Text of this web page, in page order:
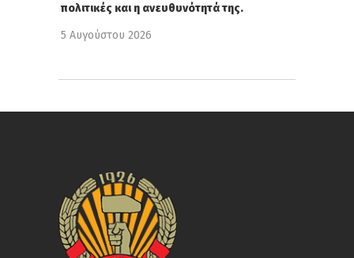
πολιτικές και η ανευθυνότητά της.
5 Αυγούστου 2026